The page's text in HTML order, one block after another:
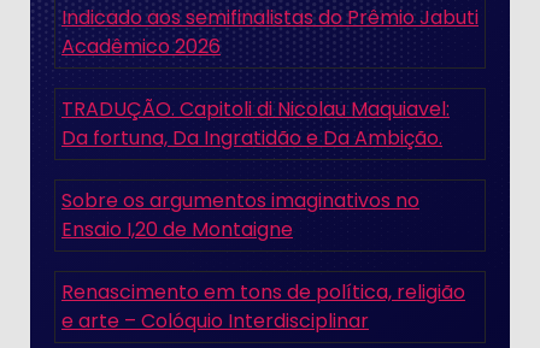
Indicado aos semifinalistas do Prêmio Jabuti
Acadêmico 2026
TRADUÇÃO. Capitoli di Nicolau Maquiavel:
Da fortuna, Da Ingratidão e Da Ambição.
Sobre os argumentos imaginativos no
Ensaio I,20 de Montaigne
Renascimento em tons de política, religião
e arte – Colóquio Interdisciplinar